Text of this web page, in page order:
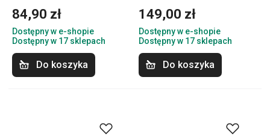
84,90 zł
Dostępny w e-shopie
Dostępny w 17 sklepach
Do koszyka
149,00 zł
Dostępny w e-shopie
Dostępny w 17 sklepach
Do koszyka